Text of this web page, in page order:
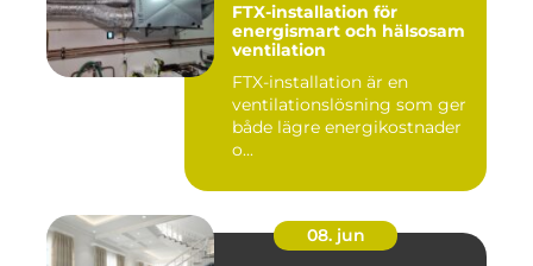
FTX-installation för
energismart och hälsosam
ventilation
FTX-installation är en
ventilationslösning som ger
både lägre energikostnader
o...
08. jun